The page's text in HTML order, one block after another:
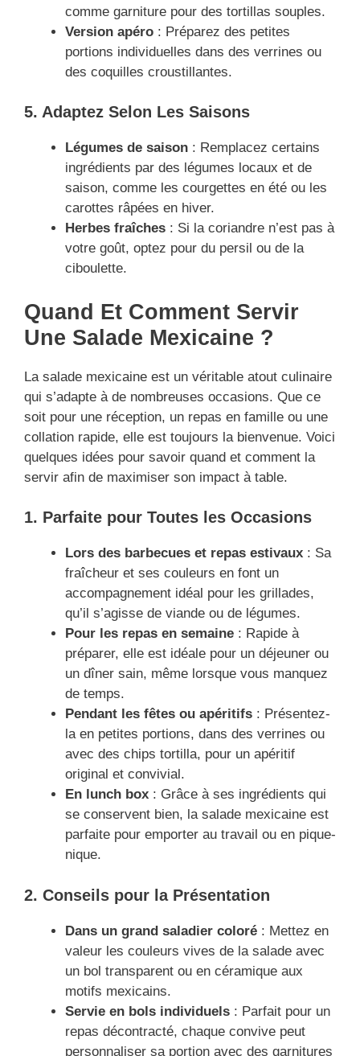
comme garniture pour des tortillas souples.
Version apéro : Préparez des petites
portions individuelles dans des verrines ou
des coquilles croustillantes.
5. Adaptez Selon Les Saisons
Légumes de saison : Remplacez certains
ingrédients par des légumes locaux et de
saison, comme les courgettes en été ou les
carottes râpées en hiver.
Herbes fraîches : Si la coriandre n’est pas à
votre goût, optez pour du persil ou de la
ciboulette.
Quand Et Comment Servir
Une Salade Mexicaine ?
La salade mexicaine est un véritable atout culinaire
qui s’adapte à de nombreuses occasions. Que ce
soit pour une réception, un repas en famille ou une
collation rapide, elle est toujours la bienvenue. Voici
quelques idées pour savoir quand et comment la
servir afin de maximiser son impact à table.
1. Parfaite pour Toutes les Occasions
Lors des barbecues et repas estivaux : Sa
fraîcheur et ses couleurs en font un
accompagnement idéal pour les grillades,
qu’il s’agisse de viande ou de légumes.
Pour les repas en semaine : Rapide à
préparer, elle est idéale pour un déjeuner ou
un dîner sain, même lorsque vous manquez
de temps.
Pendant les fêtes ou apéritifs : Présentez-
la en petites portions, dans des verrines ou
avec des chips tortilla, pour un apéritif
original et convivial.
En lunch box : Grâce à ses ingrédients qui
se conservent bien, la salade mexicaine est
parfaite pour emporter au travail ou en pique-
nique.
2. Conseils pour la Présentation
Dans un grand saladier coloré : Mettez en
valeur les couleurs vives de la salade avec
un bol transparent ou en céramique aux
motifs mexicains.
Servie en bols individuels : Parfait pour un
repas décontracté, chaque convive peut
personnaliser sa portion avec des garnitures